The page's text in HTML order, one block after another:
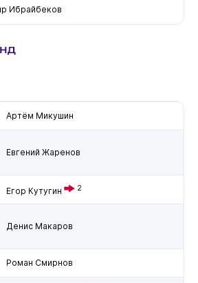
Ибрайбеков
Артём Микушин
Евгений Жаренов
Егор Кутугин 2
Денис Макаров
Роман Смирнов